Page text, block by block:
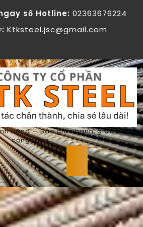
số Hotline: 02363676224
Ktksteel.jsc@gmail.com
hãng — Báo giá nhanh, giao tận
công trình